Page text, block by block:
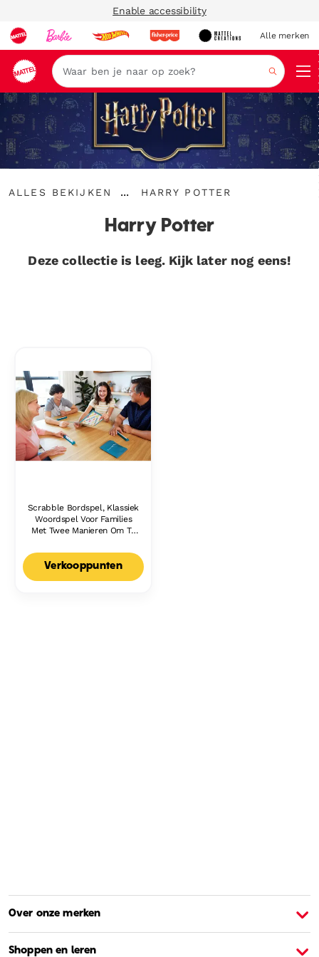
Enable accessibility
Alle merken
Zoeken
Alles
ALLES BEKIJKEN
...
uitvouwen
Harry
HARRY POTTER
Harry Potter
Deze collectie is leeg. Kijk later nog eens!
Scrabble Bordspel, Klassiek
Woordspel Voor Families
Met Twee Manieren Om Te
Nederlandse Editie
Verkooppunten
Over onze merken
Shoppen en leren